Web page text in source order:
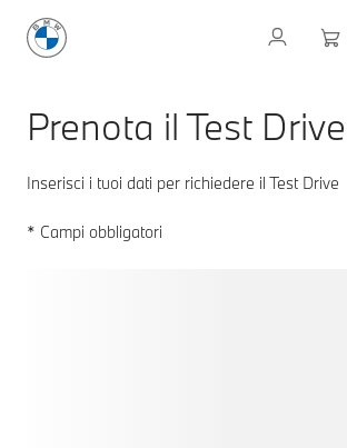
Prenota il Test Drive
Inserisci i tuoi dati per richiedere il Test Drive
* Campi obbligatori